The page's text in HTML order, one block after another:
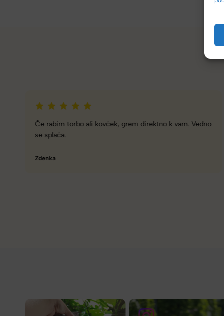
Zelo dobra trgovina za torbe in kovčke, z veliko izbire,
različnimi znamkami in dobrimi popusti/akcijami.
Tamara